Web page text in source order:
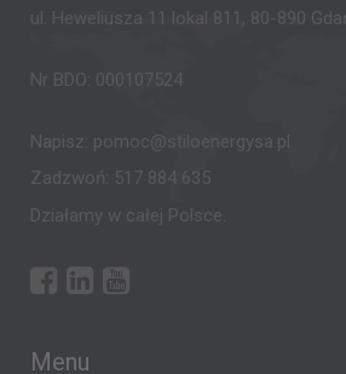
ul. Heweliusza 11 lokal 811, 80-890
Nr BDO: 000107524
Napisz: pomoc@stiloenergysa.pl
Zadzwoń: 517 884 635
Działamy w całej Polsce.
Menu